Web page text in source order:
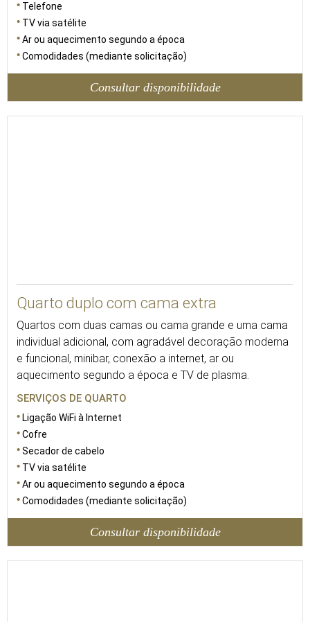
Telefone
TV via satélite
Ar ou aquecimento segundo a época
Comodidades (mediante solicitação)
Consultar disponibilidade
Quarto duplo com cama extra
Quartos com duas camas ou cama grande e uma cama
individual adicional, com agradável decoração moderna
e funcional, minibar, conexão a internet, ar ou
aquecimento segundo a época e TV de plasma.
SERVIÇOS DE QUARTO
Ligação WiFi à Internet
Cofre
Secador de cabelo
TV via satélite
Ar ou aquecimento segundo a época
Comodidades (mediante solicitação)
Consultar disponibilidade